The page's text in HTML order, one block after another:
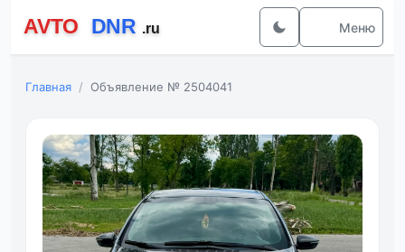
Меню
Главная Объявление № 2504041